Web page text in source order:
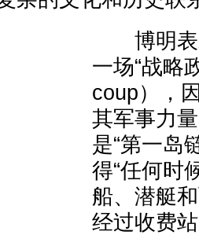
博明表
一场“战略
coup），
其军事力
是“第一岛
得“任何时
船、潜艇
经过收费